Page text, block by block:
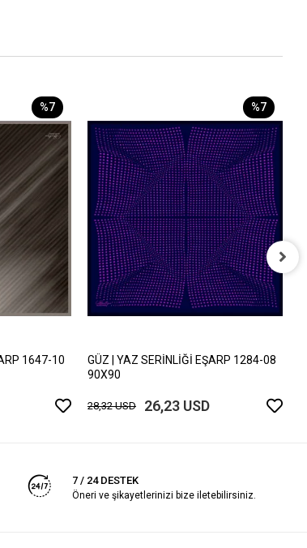
%7
1647-10
%7
GÜZ | YAZ SERİNLİĞİ EŞARP 1284-08
90X90
28,32 USD 26,23 USD
7 / 24 DESTEK
Öneri ve şikayetlerinizi bize iletebilirsiniz.